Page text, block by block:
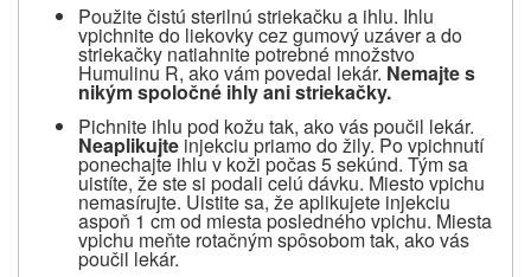
Použite čistú sterilnú striekačku a ihlu. Ihlu
vpichnite do liekovky cez gumový uzáver a do
striekačky natiahnite potrebné množstvo
Humulinu R, ako vám povedal lekár. Nemajte s
nikým spoločné ihly ani striekačky.
Pichnite ihlu pod kožu tak, ako vás poučil lekár.
Neaplikujte injekciu priamo do žily. Po vpichnutí
ponechajte ihlu v koži počas 5 sekúnd. Tým sa
uistíte, že ste si podali celú dávku. Miesto vpichu
nemasírujte. Uistite sa, že aplikujete injekciu
aspoň 1 cm od miesta posledného vpichu. Miesta
vpichu meňte rotačným spôsobom tak, ako vás
poučil lekár.